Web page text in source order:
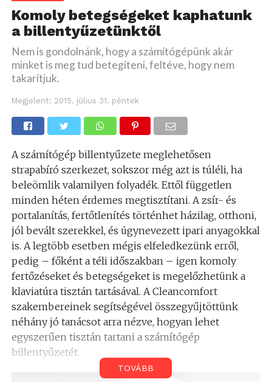
Komoly betegségeket kaphatunk
a billentyűzetünktől
Nem is gondolnánk, hogy a számítógépünk akár
minket is meg tud betegíteni, feltéve, hogy nem
takarítjuk.
Megjelent: 2015. július 31. péntek
A számítógép billentyűzete meglehetősen
strapabíró szerkezet, sokszor még azt is túléli, ha
beleömlik valamilyen folyadék. Ettől független
minden héten érdemes megtisztítani. A zsír- és
portalanítás, fertőtlenítés történhet házilag, otthoni,
jól bevált szerekkel, és úgynevezett ipari anyagokkal
is. A legtöbb esetben mégis elfeledkezünk erről,
pedig – főként a téli időszakban – igen komoly
fertőzéseket és betegségeket is megelőzhetünk a
klaviatúra tisztán tartásával. A Cleancomfort
szakembereinek segítségével összegyűjtöttünk
néhány jó tanácsot arra nézve, hogyan lehet
egyszerűen tisztán tartani a számítógép
billentyűzetét.
TOVÁBB